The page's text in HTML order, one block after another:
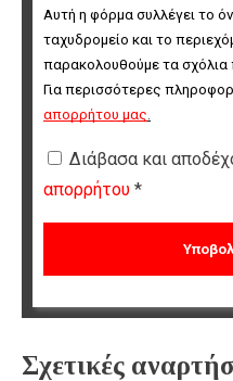
Αυτή η φόρμα συλλέγει το
ταχυδρομείο και το
παρακολουθούμε τα σχόλια
Για περισσότερες
απορρήτου μας
Διάβασα και
απορρήτου *
Σχετικές